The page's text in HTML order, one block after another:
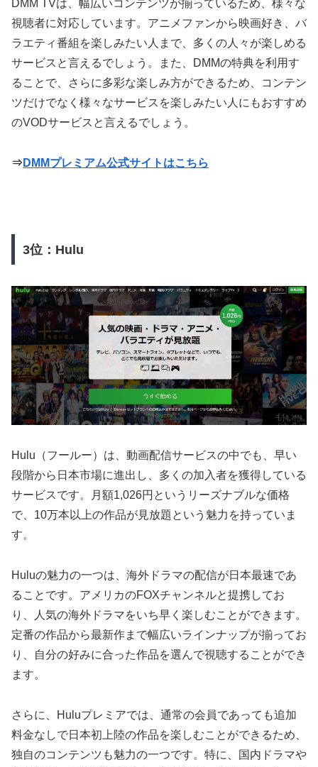
DMM TVは、幅広いコンテンツが揃っているため、様々な
視聴者に対応しています。アニメファンから映画好き、バ
ラエティ番組を楽しみたい人まで、多くの人々が楽しめる
サービスと言えるでしょう。また、DMMの特典を利用す
ることで、さらに多彩な楽しみ方ができるため、コンテン
ツだけでなく様々なサービスを楽しみたい人にもおすすめ
のVODサービスと言えるでしょう。
⇒ DMMプレミアム公式サイトはこちら
3位：Hulu
Hulu（フールー）は、動画配信サービスの中でも、早い
段階から日本市場に進出し、多くの加入者を獲得している
サービスです。月額1,026円というリーズナブルな価格
で、10万本以上の作品が見放題という魅力を持っていま
す。
Huluの魅力の一つは、海外ドラマの配信が日本最速であ
ることです。アメリカのFOXチャンネルと提携してお
り、人気の海外ドラマをいち早く楽しむことができます。
定番の作品から最新作まで幅広いラインナップが揃ってお
り、自分の好みに合った作品を選んで視聴することができ
ます。
さらに、Huluプレミアでは、通常の会員であっても追加
料金なしで日本初上陸の作品を楽しむことができるため、
独自のコンテンツも魅力の一つです。特に、国内ドラマや